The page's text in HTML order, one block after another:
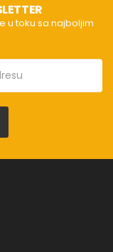
u toku sa najboljim